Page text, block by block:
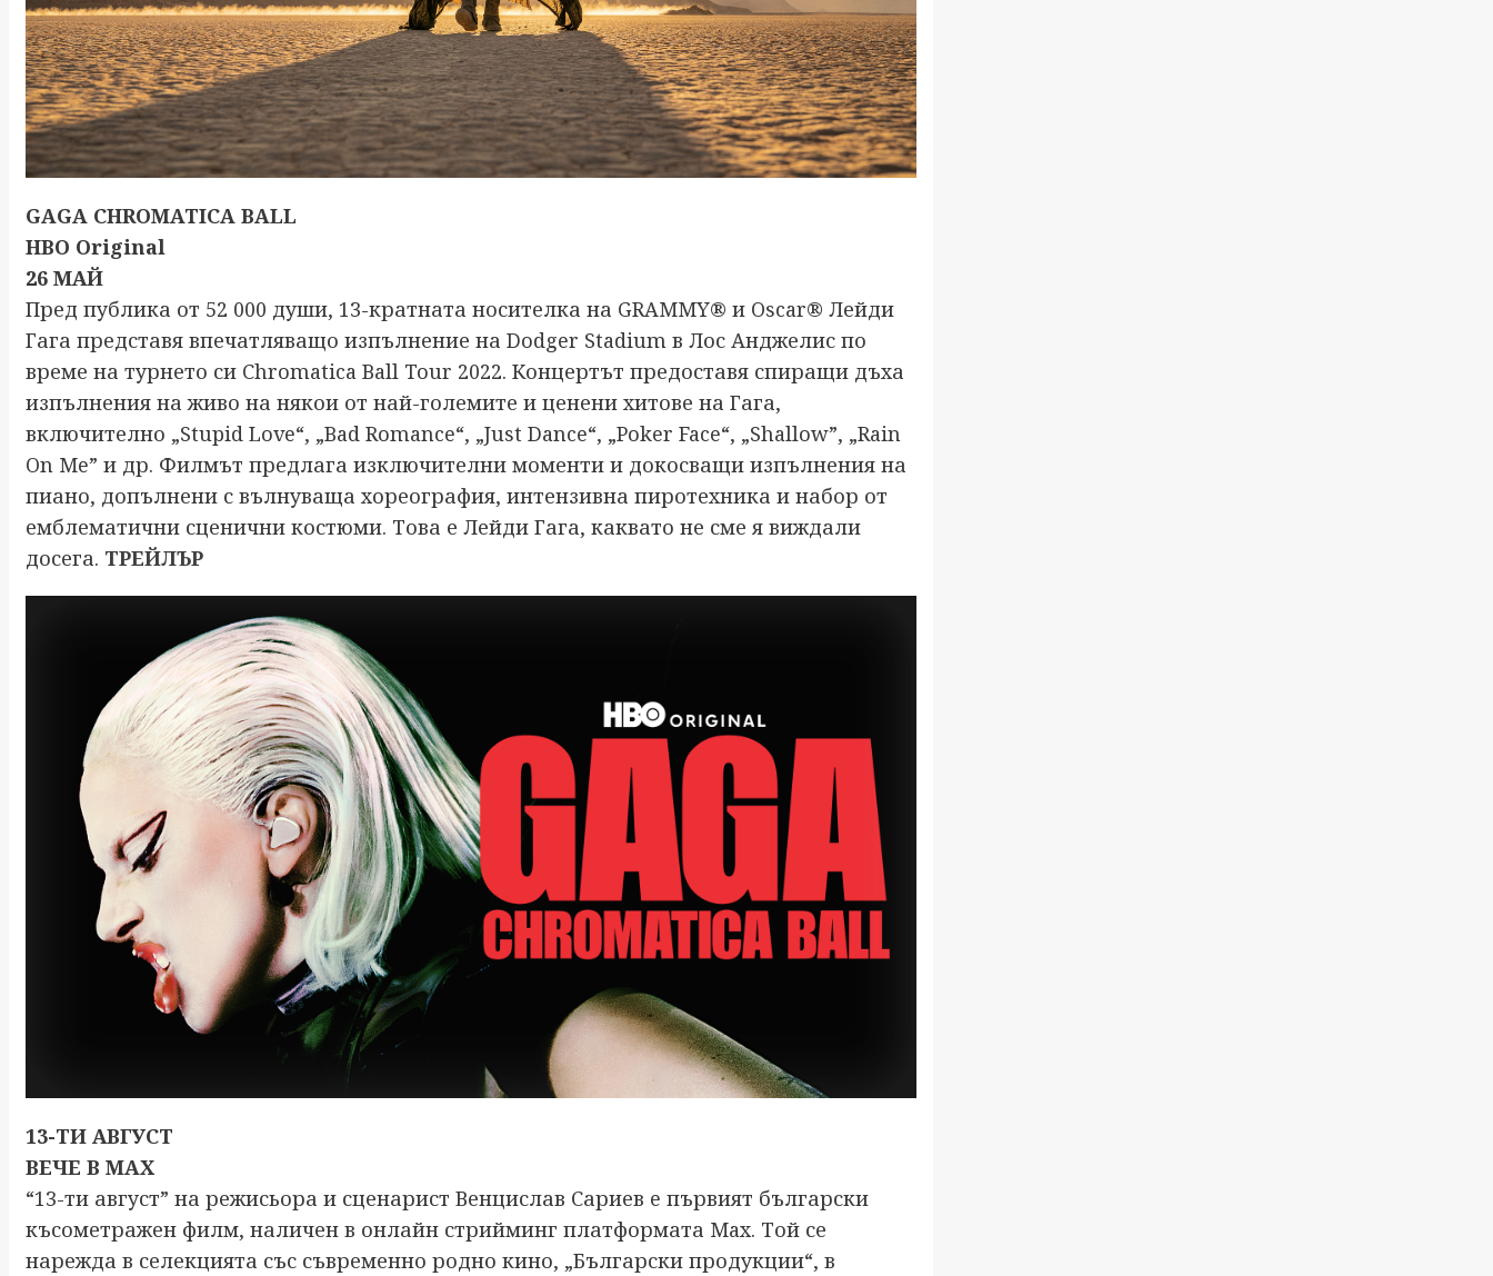
GAGA CHROMATICA BALL
HBO Original
26 МАЙ
Пред публика от 52 000 души, 13-кратната носителка на GRAMMY® и Oscar® Лейди
Гага представя впечатляващо изпълнение на Dodger Stadium в Лос Анджелис по
време на турнето си Chromatica Ball Tour 2022. Концертът предоставя спиращи дъха
изпълнения на живо на някои от най-големите и ценени хитове на Гага,
включително „Stupid Love“, „Bad Romance“, „Just Dance“, „Poker Face“, „Shallow”, „Rain
On Me” и др. Филмът предлага изключителни моменти и докосващи изпълнения на
пиано, допълнени с вълнуваща хореография, интензивна пиротехника и набор от
емблематични сценични костюми. Това е Лейди Гага, каквато не сме я виждали
досега. ТРЕЙЛЪР
13-ТИ АВГУСТ
ВЕЧЕ В MAX
“13-ти август” на режисьора и сценарист Венцислав Сариев e първият български
късометражен филм, наличен в онлайн стрийминг платформата Max. Той се
нарежда в селекцията със съвременно родно кино, „Български продукции“, в